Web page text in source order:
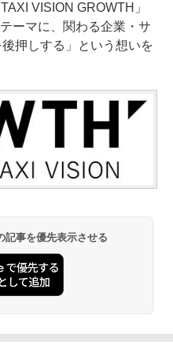
VISION GROWTH」
ーマに、関わる企業・サ
押しする」という想いを
記事を優先表示させる